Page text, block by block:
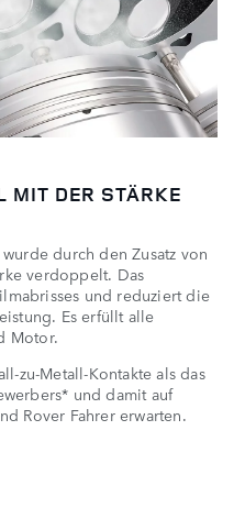
MIT DER STÄRKE
durch den Zusatz von
verdoppelt. Das
und reduziert die
Es erfüllt alle
Motor.
zu-Metall-Kontakte als das
und damit auf
Rover Fahrer erwarten.